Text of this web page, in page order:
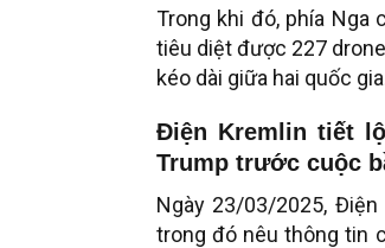
Trong khi đó, phía Nga
tiêu diệt được 227
kéo dài giữa hai quốc
Điện Kremlin tiết
Trump trước cuộc
Ngày 23/03/2025,
trong đó nêu thông tin